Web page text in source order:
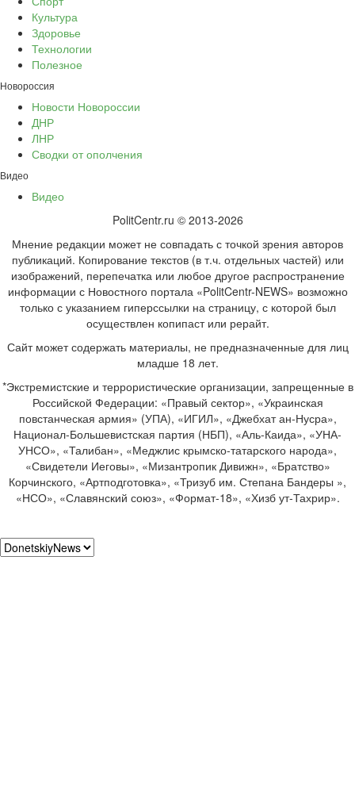
Культура
Здоровье
Технологии
Полезное
Новороссия
Новости Новороссии
ДНР
ЛНР
Сводки от ополчения
Видео
Видео
PolitCentr.ru © 2013-2026
Мнение редакции может не совпадать с точкой зрения авторов
публикаций. Копирование текстов (в т.ч. отдельных частей) или
изображений, перепечатка или любое другое распространение
информации с Новостного портала «PolitCentr-NEWS» возможно
только с указанием гиперссылки на страницу, с которой был
осуществлен копипаст или рерайт.
Сайт может содержать материалы, не предназначенные для лиц
младше 18 лет.
*Экстремистские и террористические организации, запрещенные в
Российской Федерации: «Правый сектор», «Украинская
повстанческая армия» (УПА), «ИГИЛ», «Джебхат ан-Нусра»,
Национал-Большевистская партия (НБП), «Аль-Каида», «УНА-
УНСО», «Талибан», «Меджлис крымско-татарского народа»,
«Свидетели Иеговы», «Мизантропик Дивижн», «Братство»
Корчинского, «Артподготовка», «Тризуб им. Степана Бандеры »,
«НСО», «Славянский союз», «Формат-18», «Хизб ут-Тахрир».